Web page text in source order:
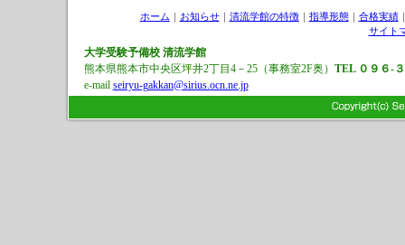
ホーム ｜ お知らせ｜ 清流学館の特徴｜ 指導形態｜ 合格実績
サイト
大学受験予備校 清流学館
熊本県熊本市中央区坪井2丁目4－25（事務室2F奥） TEL ０９６-
e-mail seiryu-gakkan@sirius.ocn.ne.jp